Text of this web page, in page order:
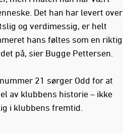
Det han har levert over
og verdimessig, er helt
hans føltes som en riktig
på, sier Bugge Pettersen.
21 sørger Odd for at
av klubbens historie – ikke
i klubbens fremtid.